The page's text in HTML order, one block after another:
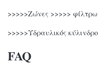
>>>>>Ζώνες >>>>>
>>>>>Υδραυλικός
FAQ